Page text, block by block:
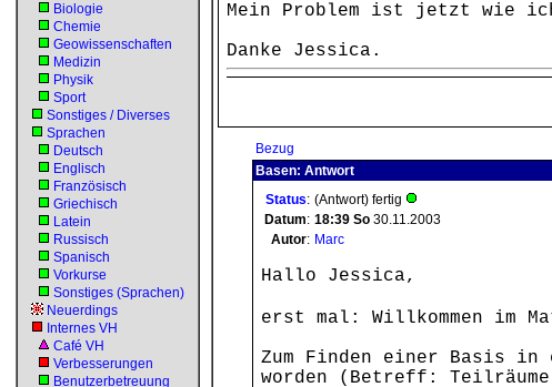
Biologie
Chemie
Geowissenschaften
Medizin
Physik
Sport
Sonstiges / Diverses
Sprachen
Deutsch
Englisch
Französisch
Griechisch
Latein
Russisch
Spanisch
Vorkurse
Sonstiges (Sprachen)
Neuerdings
Internes VH
Café VH
Verbesserungen
Benutzerbetreuung
Mein Problem ist jetzt wie
Danke Jessica.
Bezug
Basen: Antwort
Status: (Antwort) fertig
Datum: 18:39 So 30.11.2003
Autor: Marc
Hallo Jessica,
erst mal: Willkommen im
Zum Finden einer Basis in
worden (Betreff: